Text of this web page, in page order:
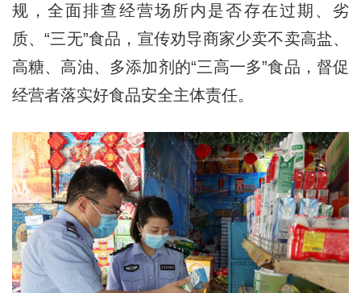
规，全面排查经营场所内是否存在过期、劣
质、“三无”食品，宣传劝导商家少卖不卖高盐、
高糖、高油、多添加剂的“三高一多”食品，督促
经营者落实好食品安全主体责任。